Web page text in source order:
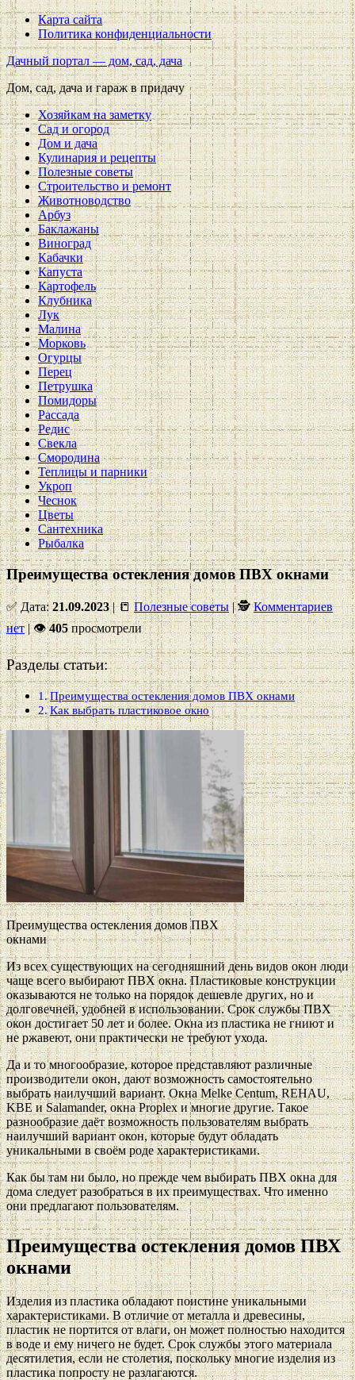
Карта сайта
Политика конфиденциальности
Дачный портал — дом, сад, дача
Дом, сад, дача и гараж в придачу
Хозяйкам на заметку
Сад и огород
Дом и дача
Кулинария и рецепты
Полезные советы
Строительство и ремонт
Животноводство
Арбуз
Баклажаны
Виноград
Кабачки
Капуста
Картофель
Клубника
Лук
Малина
Морковь
Огурцы
Перец
Петрушка
Помидоры
Рассада
Редис
Свекла
Смородина
Теплицы и парники
Укроп
Чеснок
Цветы
Сантехника
Рыбалка
Преимущества остекления домов ПВХ окнами
✅ Дата:21.09.2023| 📒Полезные советы| 🕵Комментариев
нет|👁405просмотрели
Разделы статьи:
Преимущества остекления домов ПВХ окнами
Как выбрать пластиковое окно
Преимущества остекления домов ПВХ
окнами
Из всех существующих на сегодняшний день видов окон люди
чаще всего выбирают ПВХ окна. Пластиковые конструкции
оказываются не только на порядок дешевле других, но и
долговечней, удобней в использовании. Срок службы ПВХ
окон достигает 50 лет и более. Окна из пластика не гниют и
не ржавеют, они практически не требуют ухода.
Да и то многообразие, которое представляют различные
производители окон, дают возможность самостоятельно
выбрать наилучший вариант. Окна Melke Centum, REHAU,
KBE и Salamander, окна Proplex и многие другие. Такое
разнообразие даёт возможность пользователям выбрать
наилучший вариант окон, которые будут обладать
уникальными в своём роде характеристиками.
Как бы там ни было, но прежде чем выбирать ПВХ окна для
дома следует разобраться в их преимуществах. Что именно
они предлагают пользователям.
Преимущества остекления домов ПВХ
окнами
Изделия из пластика обладают поистине уникальными
характеристиками. В отличие от металла и древесины,
пластик не портится от влаги, он может полностью находится
в воде и ему ничего не будет. Срок службы этого материала
десятилетия, если не столетия, поскольку многие изделия из
пластика попросту не разлагаются.